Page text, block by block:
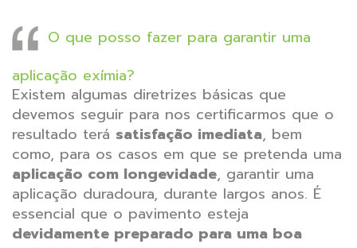
O que posso fazer para garantir uma
aplicação exímia?
Existem algumas diretrizes básicas que
devemos seguir para nos certificarmos que o
resultado terá satisfação imediata, bem
como, para os casos em que se pretenda uma
aplicação com longevidade, garantir uma
aplicação duradoura, durante largos anos. É
essencial que o pavimento esteja
devidamente preparado para uma boa